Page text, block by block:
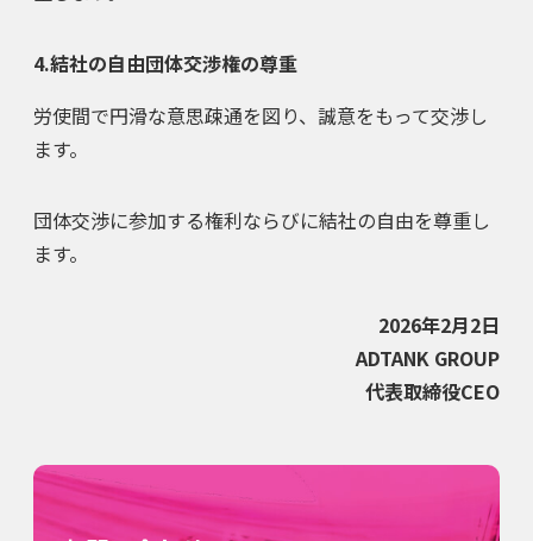
4.結社の自由団体交渉権の尊重
労使間で円滑な意思疎通を図り、誠意をもって交渉し
ます。
団体交渉に参加する権利ならびに結社の自由を尊重し
ます。
2026年2月2日
ADTANK GROUP
代表取締役CEO